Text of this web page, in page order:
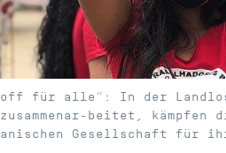
für alle“: In der
beitet, kämpfen
Gesellschaft für